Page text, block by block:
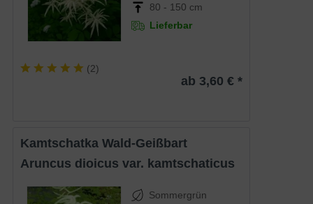
80 - 150 cm
Lieferbar
(2)
ab 3,60 € *
Kamtschatka Wald-Geißbart
Aruncus dioicus var. kamtschaticus
Sommergrün